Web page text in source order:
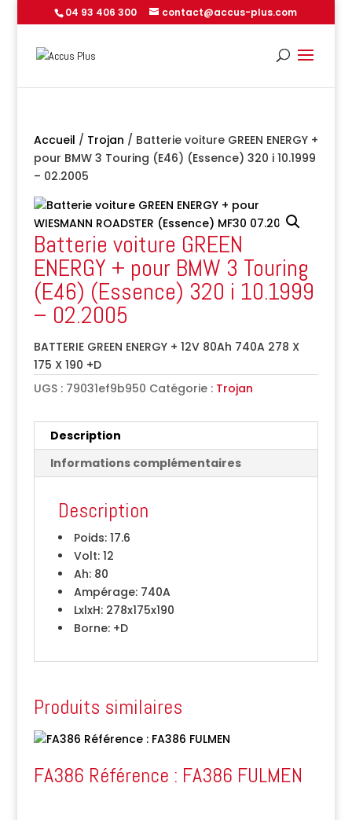
04 93 406 300 contact@accus-plus.com
Accueil / Trojan / Batterie voiture GREEN ENERGY +
pour BMW 3 Touring (E46) (Essence) 320 i 10.1999
– 02.2005
Batterie voiture GREEN
ENERGY + pour BMW 3 Touring
(E46) (Essence) 320 i 10.1999
– 02.2005
BATTERIE GREEN ENERGY + 12V 80Ah 740A 278 X
175 X 190 +D
UGS : 79031ef9b950 Catégorie : Trojan
Description
Informations complémentaires
Description
Poids:17.6
Volt:12
Ah:80
Ampérage:740A
LxlxH:278x175x190
Borne:+D
Produits similaires
FA386 Référence : FA386 FULMEN